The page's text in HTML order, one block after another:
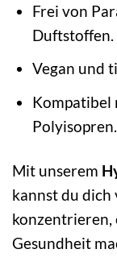
Frei von
Duftstoffen.
Vegan und
Kompatibel
Polyisopren.
Mit unserem
kannst du dich
konzentrieren,
Gesundheit